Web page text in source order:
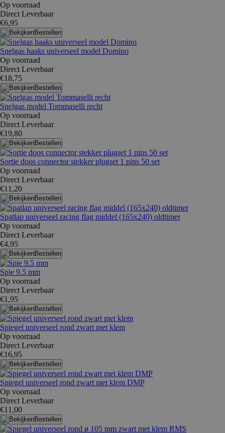
Op voorraad
Direct Leverbaar
€6,95
Bestellen
Snelgas haaks universeel model Domino
Op voorraad
Direct Leverbaar
€18,75
Bestellen
Snelgas model Tommaselli recht
Op voorraad
Direct Leverbaar
€19,80
Bestellen
Sortie doos connector stekker plugset 1 pins 50 set
Op voorraad
Direct Leverbaar
€11,20
Bestellen
Spatlap universeel racing flag middel (165x240) oldtimer
Op voorraad
Direct Leverbaar
€4,95
Bestellen
Spie 9.5 mm
Op voorraad
Direct Leverbaar
€1,95
Bestellen
Spiegel universeel rond zwart met klem
Op voorraad
Direct Leverbaar
€16,95
Bestellen
Spiegel universeel rond zwart met klem DMP
Op voorraad
Direct Leverbaar
€11,00
Bestellen